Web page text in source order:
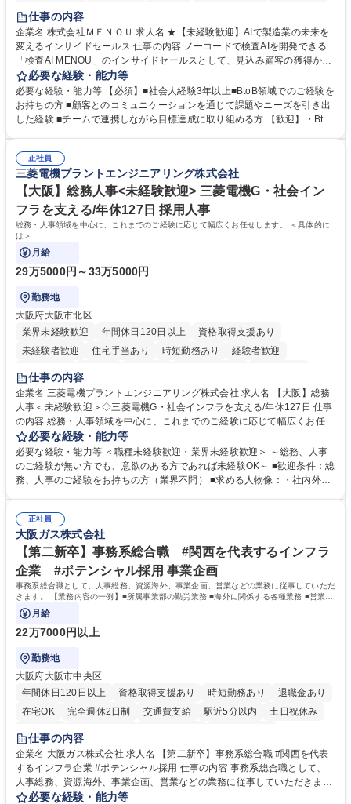
時短勤務あり
駅近5分以内
土日祝休み 服装自由
仕事の内容
企業名 株式会社ＭＥＮＯＵ 求人名 ★【未経験歓迎】AIで製造業の未来を
変えるインサイドセールス 仕事の内容 ノーコードで検査AIを開発できる
「検査AI MENOU」のインサイドセールスとして、見込み顧客の獲得から
商談機会の創出までを担っていただきます。マーケティングとフィールド
セールスをつなぐ役割として、 適切なタイミングで顧客とコミュニケーシ
ョンを取りながら、受注につながる商談機会の最大化を目指します。 【具
体的な仕事内容】 リードへの電話・メールによるアプローチ/リードナー
実行/フィールドセールスへの案件連携 募集職種 ★【未経験歓迎】AIで製
造業の未来を変えるインサイドセールス
必要な経験・能力等
必要な経験・能力等 【必須】■社会人経験3年以上■BtoB領域でのご経験を
お持ちの方 ■顧客とのコミュニケーションを通じて課題やニーズを引き出
した経験 ■チームで連携しながら目標達成に取り組める方 【歓迎】・BtoB
企画・実行経験 ・CRM・リードナーチャリングに関する知見 ・データを
もとに営業プロセスを改善した経験 学歴・資格 学歴：大学院 大学 高専 短
大 専修学校 高校 語学力： 資格：
正社員
三菱電機プラントエンジニアリング株式会社
【大阪】総務人事<未経験歓迎> 三菱電機G・社会イン
フラを支える/年休127日 採用人事
総務・人事領域を中心に、これまでのご経験に応じて幅広くお任せします。 ＜具体的に
は＞
月給
29万5000円～33万5000円
勤務地
大阪府大阪市北区
業界未経験歓迎
年間休日120日以上
資格取得支援あり
未経験者歓迎
住宅手当あり 時短勤務あり
経験者歓迎
退職金あり
駅近5分以内
土日祝休み 服装自由 寮・社宅あり 食事補助あり
仕事の内容
企業名 三菱電機プラントエンジニアリング株式会社 求人名 【大阪】総務
人事＜未経験歓迎＞◇三菱電機G・社会インフラを支える/年休127日 仕事
の内容 総務・人事領域を中心に、これまでのご経験に応じて幅広くお任せ
します。 ＜具体的には＞ ・総務/人事労務（給与・社保・勤怠管理など）
・採用・教育研修 ・福利厚生運用 など ※基本的には事務所勤務ですが、
採用や教育等の業務内容により、関西圏以外への日帰り・宿泊を伴う国内
出張もございます。 ※担当業務を持ちつつ、お互いに助け合いながら、総
必要な経験・能力等
必要な経験・能力等 ＜職種未経験歓迎・業界未経験歓迎＞ ～総務、人事
のご経験が無い方でも、意欲のある方であれば未経験OK～ ■歓迎条件：総
務、人事のご経験をお持ちの方（業界不問） ■求める人物像：・社内外の
正社員
大阪ガス株式会社
【第二新卒】事務系総合職 #関西を代表するインフラ
企業 #ポテンシャル採用 事業企画
事務系総合職として、人事総務、資源海外、事業企画、営業などの業務に従事していただ
きます。 【業務内容の一例】■所属事業部の勤労業務 ■海外に関係する各種業務 ■営業部
門の企画スタッフ、ルート営業
月給
22万7000円以上
勤務地
大阪府大阪市中央区
年間休日120日以上
資格取得支援あり 時短勤務あり
退職金あり
在宅OK
完全週休2日制 交通費支給 駅近5分以内
土日祝休み
服装自由
第二新卒歓迎
仕事の内容
企業名 大阪ガス株式会社 求人名 【第二新卒】事務系総合職 #関西を代表
するインフラ企業 #ポテンシャル採用 仕事の内容 事務系総合職として、
人事総務、資源海外、事業企画、営業などの業務に従事していただきま
す。 【業務内容の一例】■所属事業部の勤労業務 ■海外に関係する各種業
必要な経験・能力等